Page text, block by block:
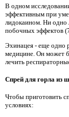
В одном
эффективным при
лидокаином. Ни одно
побочных эффектов
Эхинацея - еще одно
медицине. Он может
лечить
Спрей для горла из
Чтобы приготовить
условиях: